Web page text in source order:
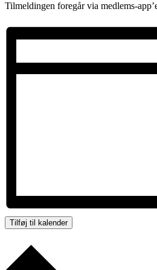
Tilmeldingen foregår via medlems-
Tilføj til kalender